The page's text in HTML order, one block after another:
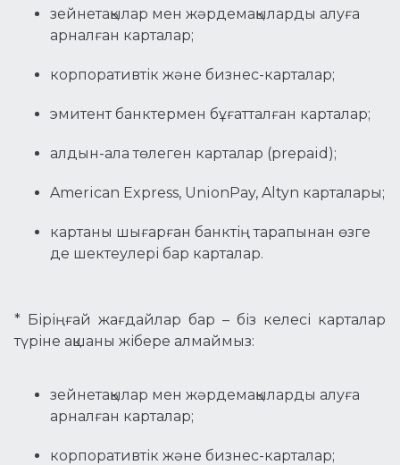
зейнетақылар мен жәрдемақыларды алуға
арналған карталар;
корпоративтік және бизнес-карталар;
эмитент банктермен бұғатталған карталар;
алдын-ала төлеген карталар (prepaid);
American Express, UnionPay, Altyn карталары;
картаны шығарған банктің тарапынан өзге
де шектеулері бар карталар.
* Біріңғай жағдайлар бар – біз келесі карталар
түріне ақшаны жібере алмаймыз:
зейнетақылар мен жәрдемақыларды алуға
арналған карталар;
корпоративтік және бизнес-карталар;